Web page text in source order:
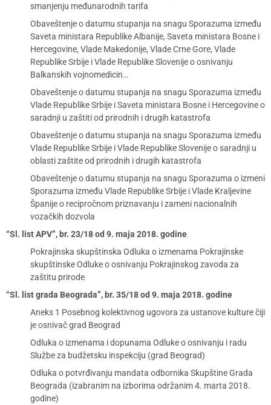
smanjenju međunarodnih tarifa
Obaveštenje o datumu stupanja na snagu Sporazuma između
Saveta ministara Republike Albanije, Saveta ministara Bosne i
Hercegovine, Vlade Makedonije, Vlade Crne Gore, Vlade
Republike Srbije i Vlade Republike Slovenije o osnivanju
Balkanskih vojnomedicin…
Obaveštenje o datumu stupanja na snagu Sporazuma između
Vlade Republike Srbije i Saveta ministara Bosne i Hercegovine o
saradnji u zaštiti od prirodnih i drugih katastrofa
Obaveštenje o datumu stupanja na snagu Sporazuma između
Vlade Republike Srbije i Vlade Republike Slovenije o saradnji u
oblasti zaštite od prirodnih i drugih katastrofa
Obaveštenje o datumu stupanja na snagu Sporazuma o izmeni
Sporazuma između Vlade Republike Srbije i Vlade Kraljevine
Španije o recipročnom priznavanju i zameni nacionalnih
vozačkih dozvola
“Sl. list APV”, br. 23/18 od 9. maja 2018. godine
Pokrajinska skupštinska Odluka o izmenama Pokrajinske
skupštinske Odluke o osnivanju Pokrajinskog zavoda za
zaštitu prirode
“Sl. list grada Beograda”, br. 35/18 od 9. maja 2018. godine
Aneks 1 Posebnog kolektivnog ugovora za ustanove kulture čiji
je osnivač grad Beograd
Odluka o izmenama i dopunama Odluke o osnivanju i radu
Službe za budžetsku inspekciju (grad Beograd)
Odluka o potvrđivanju mandata odbornika Skupštine Grada
Beograda (izabranim na izborima održanim 4. marta 2018.
godine)